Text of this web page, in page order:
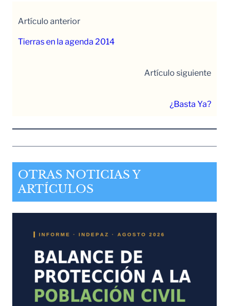
Artículo anterior
Tierras en la agenda 2014
Artículo siguiente
¿Basta Ya?
OTRAS NOTICIAS Y
ARTÍCULOS